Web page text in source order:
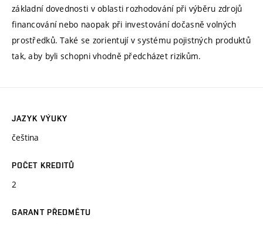
základní dovednosti v oblasti rozhodování při výběru zdrojů
financování nebo naopak při investování dočasně volných
prostředků. Také se zorientují v systému pojistných produktů
tak, aby byli schopni vhodně předcházet rizikům.
JAZYK VÝUKY
čeština
POČET KREDITŮ
2
GARANT PŘEDMĚTU